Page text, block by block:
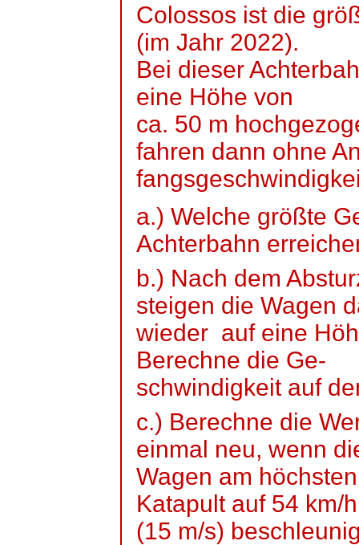
Colossos ist die
(im Jahr 2022).
Bei dieser
eine Höhe von
ca. 50 m
fahren dann ohne
a.) Welche größte
Achterbahn
b.) Nach dem
steigen die Wagen
wieder aufeine
Berechne die Ge-
schwindigkeitauf
c.) Berechne die
einmal neu, wenn
Wagen am
Katapult auf 54 km/h
(15 m/s)